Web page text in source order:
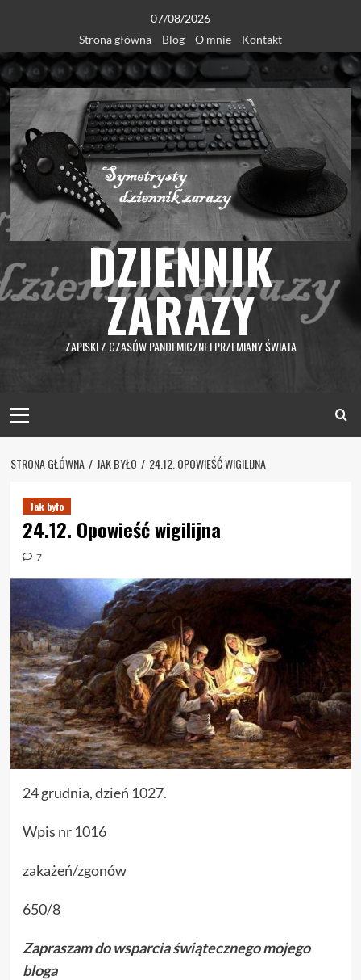
content
07/08/2026
Strona główna
Blog O mnie Kontakt
DZIENNIK
ZARAZY
ZAPISKI Z CZASÓW PANDEMICZNEJ PRZEMIANY ŚWIATA
Menu
STRONA GŁÓWNA JAK BYŁO 24.12. OPOWIEŚĆ WIGILIJNA
Jak było
24.12. Opowieść wigilijna
7
24 grudnia, dzień 1027.
Wpis nr 1016
zakażeń/zgonów
650/8
Zapraszam do wsparcia świątecznego mojego
bloga